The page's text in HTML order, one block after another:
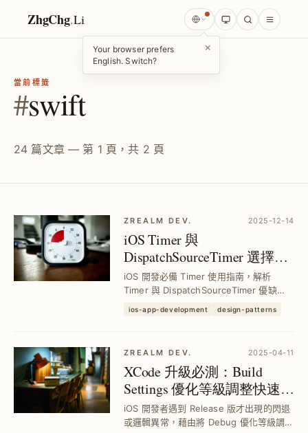
ZhgChg.Li
Your browser prefers
English. Switch?
×
當前標籤
#swift
24 篇文章 — 第 1 頁，共 2 頁
ZREALM DEV. 2025-12-14
iOS Timer 與
DispatchSourceTimer 選擇與
安全封裝技巧｜有限狀態機
防止閃退
iOS 開發必備 Timer 使用指南，解析
Timer 與 DispatchSourceTimer 優缺
DispatchSourceTimer，避免閃退及
ios-app-development design-patterns
ZREALM DEV. 2025-04-11
XCode 升級必測：Build
Settings 優化等級調整快速定
位 Release 版幽靈閃退問題
｜iOS 開發實戰技巧
iOS 開發者遇到 Release 版才出現的閃退
或邏輯異常，藉由將 Debug 優化等級調整